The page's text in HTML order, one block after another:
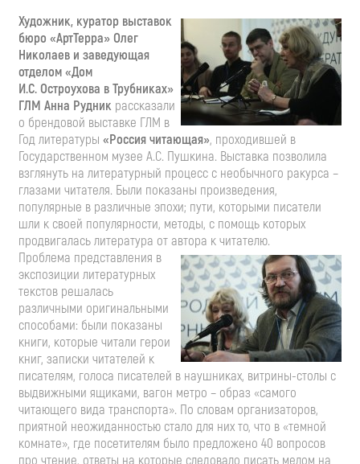
Художник, куратор выставок
бюро «АртТерра» Олег
Николаев и заведующая
отделом «Дом
И.С. Остроухова в Трубниках»
ГЛМ Анна Рудник рассказали
о брендовой выставке ГЛМ в
Год литературы «Россия читающая», проходившей в
Государственном музее А.С. Пушкина. Выставка позволила
взглянуть на литературный процесс с необычного ракурса –
глазами читателя. Были показаны произведения,
популярные в различные эпохи; пути, которыми писатели
шли к своей популярности, методы, с помощь которых
продвигалась литература от автора к читателю.
Проблема представления в
экспозиции литературных
текстов решалась
различными оригинальными
способами: были показаны
книги, которые читали герои
книг, записки читателей к
писателям, голоса писателей в наушниках, витрины-столы с
выдвижными ящиками, вагон метро – образ «самого
читающего вида транспорта». По словам организаторов,
приятной неожиданностью стало для них то, что в «темной
комнате», где посетителям было предложено 40 вопросов
про чтение, ответы на которые следовало писать мелом на